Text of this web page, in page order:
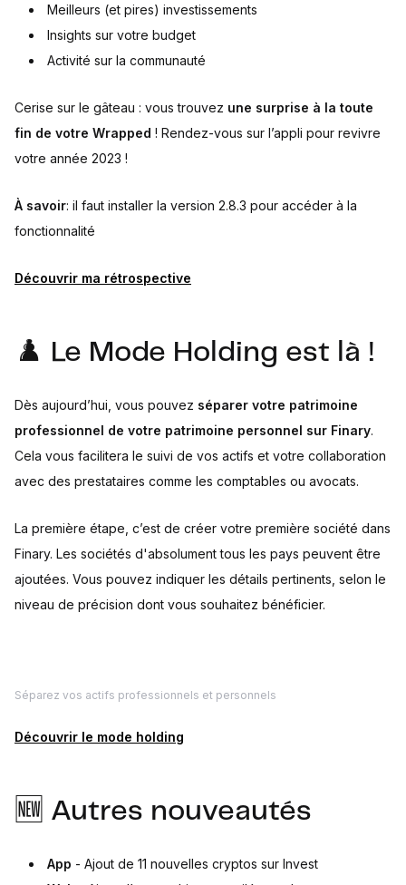
Meilleurs (et pires) investissements
Insights sur votre budget
Activité sur la communauté
Cerise sur le gâteau : vous trouvez une surprise à la toute
fin de votre Wrapped ! Rendez-vous sur l’appli pour revivre
votre année 2023 !
À savoir: il faut installer la version 2.8.3 pour accéder à la
fonctionnalité
Découvrir ma rétrospective
♟️ Le Mode Holding est là !
Dès aujourd’hui, vous pouvez séparer votre patrimoine
professionnel de votre patrimoine personnel sur Finary.
Cela vous facilitera le suivi de vos actifs et votre collaboration
avec des prestataires comme les comptables ou avocats.
La première étape, c’est de créer votre première société dans
Finary. Les sociétés d'absolument tous les pays peuvent être
ajoutées. Vous pouvez indiquer les détails pertinents, selon le
niveau de précision dont vous souhaitez bénéficier.
Séparez vos actifs professionnels et personnels
Découvrir le mode holding
🆕 Autres nouveautés
App - Ajout de 11 nouvelles cryptos sur Invest